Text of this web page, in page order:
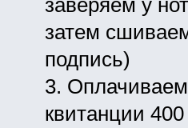
заверяем у
затем
подпись)
3.
квитанции